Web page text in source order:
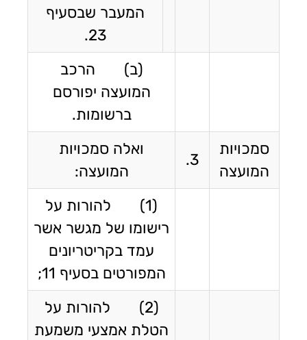
המעבר שבסעיף
23.
(ב) הרכב
המועצה יפורסם
ברשומות.
סמכויות
המועצה
3.
ואלה סמכויות
המועצה:
(1) להורות על
רישומו של מגשר אשר
עמד בקריטריונים
המפורטים בסעיף 11;
(2) להורות על
הטלת אמצעי משמעת